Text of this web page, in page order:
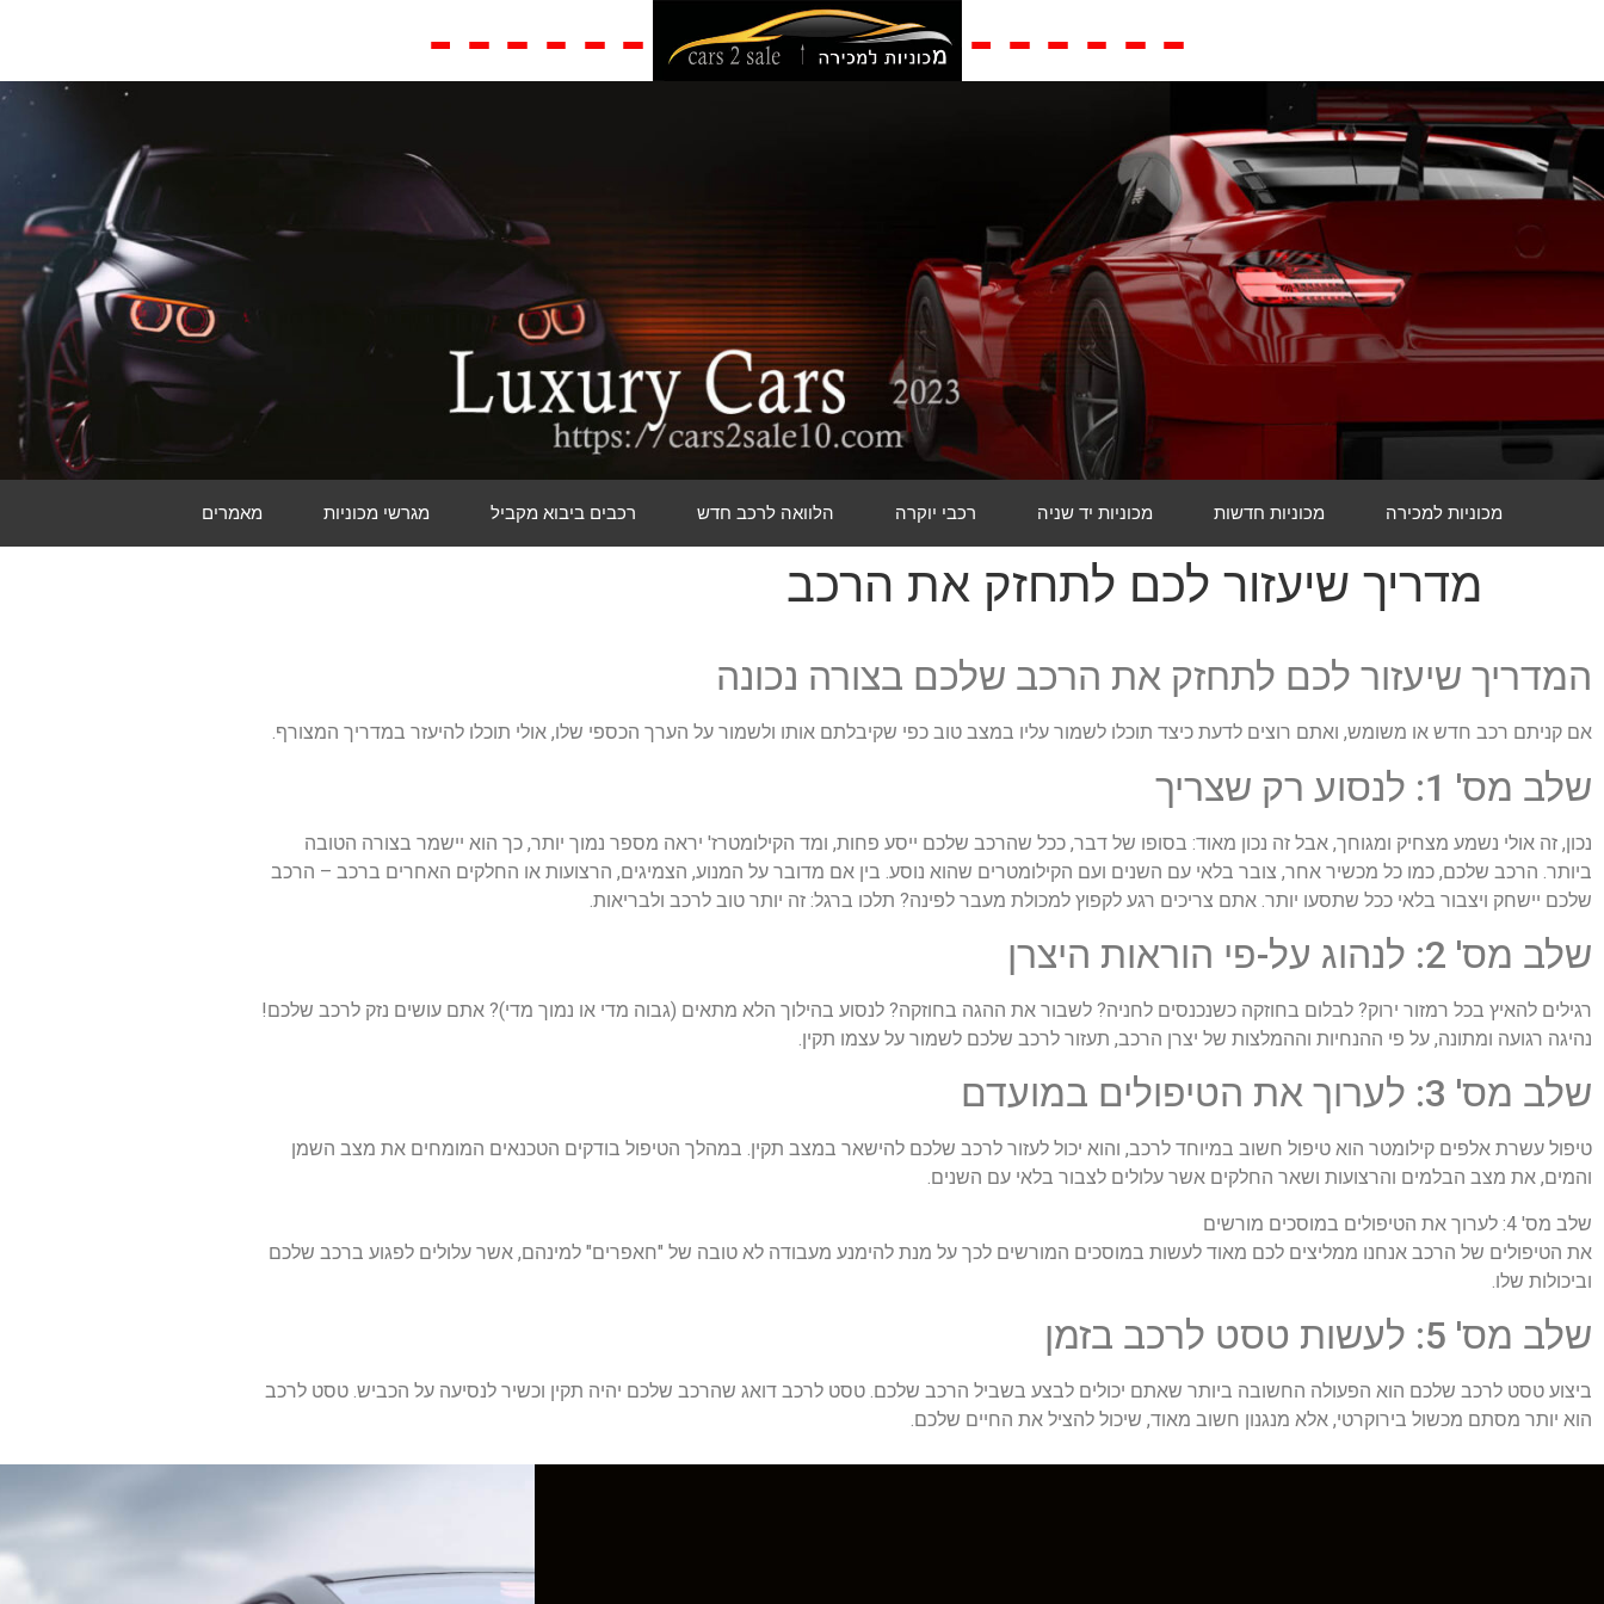
מכוניות למכירה מכוניות חדשות מכוניות יד שניה רכבי יוקרה הלוואה לרכב חדש רכבים ביבוא מקביל מגרשי מכוניות מאמרים
מדריך שיעזור לכם לתחזק את הרכב
המדריך שיעזור לכם לתחזק את הרכב שלכם בצורה נכונה
אם קניתם רכב חדש או משומש, ואתם רוצים לדעת כיצד תוכלו לשמור עליו במצב טוב כפי שקיבלתם אותו ולשמור על הערך הכספי שלו, אולי תוכלו להיעזר במדריך המצורף.
שלב מס' 1: לנסוע רק שצריך
נכון, זה אולי נשמע מצחיק ומגוחך, אבל זה נכון מאוד: בסופו של דבר, ככל שהרכב שלכם ייסע פחות, ומד הקילומטרז' יראה מספר נמוך יותר, כך הוא יישמר בצורה הטובה
ביותר. הרכב שלכם, כמו כל מכשיר אחר, צובר בלאי עם השנים ועם הקילומטרים שהוא נוסע. בין אם מדובר על המנוע, הצמיגים, הרצועות או החלקים האחרים ברכב – הרכב
שלכם יישחק ויצבור בלאי ככל שתסעו יותר. אתם צריכים רגע לקפוץ למכולת מעבר לפינה? תלכו ברגל: זה יותר טוב לרכב ולבריאות.
שלב מס' 2: לנהוג על-פי הוראות היצרן
רגילים להאיץ בכל רמזור ירוק? לבלום בחוזקה כשנכנסים לחניה? לשבור את ההגה בחוזקה? לנסוע בהילוך הלא מתאים (גבוה מדי או נמוך מדי)? אתם עושים נזק לרכב שלכם!
נהיגה רגועה ומתונה, על פי ההנחיות וההמלצות של יצרן הרכב, תעזור לרכב שלכם לשמור על עצמו תקין.
שלב מס' 3: לערוך את הטיפולים במועדם
טיפול עשרת אלפים קילומטר הוא טיפול חשוב במיוחד לרכב, והוא יכול לעזור לרכב שלכם להישאר במצב תקין. במהלך הטיפול בודקים הטכנאים המומחים את מצב השמן
והמים, את מצב הבלמים והרצועות ושאר החלקים אשר עלולים לצבור בלאי עם השנים.
שלב מס' 4: לערוך את הטיפולים במוסכים מורשים
את הטיפולים של הרכב אנחנו ממליצים לכם מאוד לעשות במוסכים המורשים לכך על מנת להימנע מעבודה לא טובה של "חאפרים" למינהם, אשר עלולים לפגוע ברכב שלכם
וביכולות שלו.
שלב מס' 5: לעשות טסט לרכב בזמן
ביצוע טסט לרכב שלכם הוא הפעולה החשובה ביותר שאתם יכולים לבצע בשביל הרכב שלכם. טסט לרכב דואג שהרכב שלכם יהיה תקין וכשיר לנסיעה על הכביש. טסט לרכב
הוא יותר מסתם מכשול בירוקרטי, אלא מנגנון חשוב מאוד, שיכול להציל את החיים שלכם.